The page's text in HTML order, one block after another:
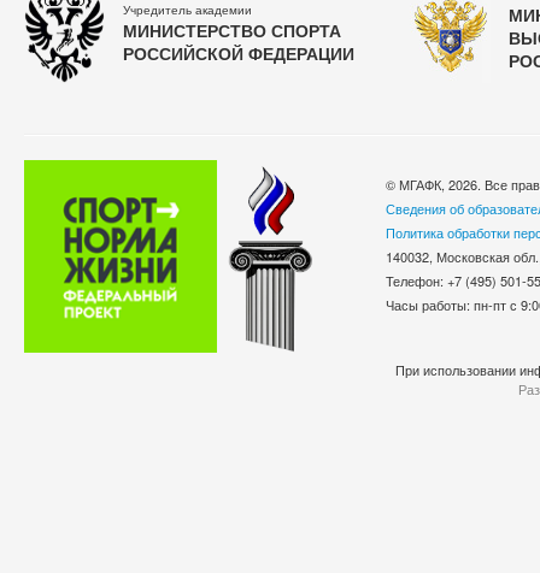
Учредитель академии
МИНИСТЕРСТВО СПОРТА
РОССИЙСКОЙ ФЕДЕРАЦИИ
© МГАФК, 2026. Все
Сведения об
Политика обработки
140032, Московская
Телефон: +7 (495)
Часы работы: пн-пт с
При использовании